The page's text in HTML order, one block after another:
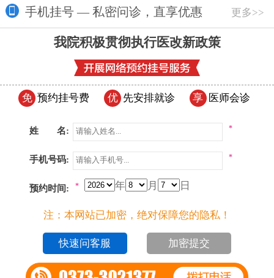
手机挂号 — 私密问诊，直享优惠 更多>>
我院积极贯彻执行医改新政策
免 预约挂号费 优 先安排就诊 享 医师会诊
姓 名: *
手机号码: *
预约时间: 年 月 日
*
注：本网站已加密，绝对保障您的隐私！
加密提交